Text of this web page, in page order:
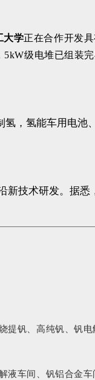
大学正在合作开发
级电堆已组装完
，氢能车用电池、
新技术研发。据悉
钒、高纯钒、钒
车间、钒铝合金